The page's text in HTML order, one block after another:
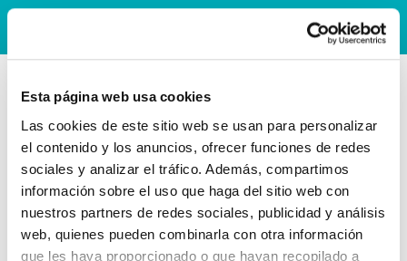
Esta página web usa cookies
Las cookies de este sitio web se usan para personalizar
el contenido y los anuncios, ofrecer funciones de redes
sociales y analizar el tráfico. Además, compartimos
información sobre el uso que haga del sitio web con
nuestros partners de redes sociales, publicidad y análisis
web, quienes pueden combinarla con otra información
que les haya proporcionado o que hayan recopilado a